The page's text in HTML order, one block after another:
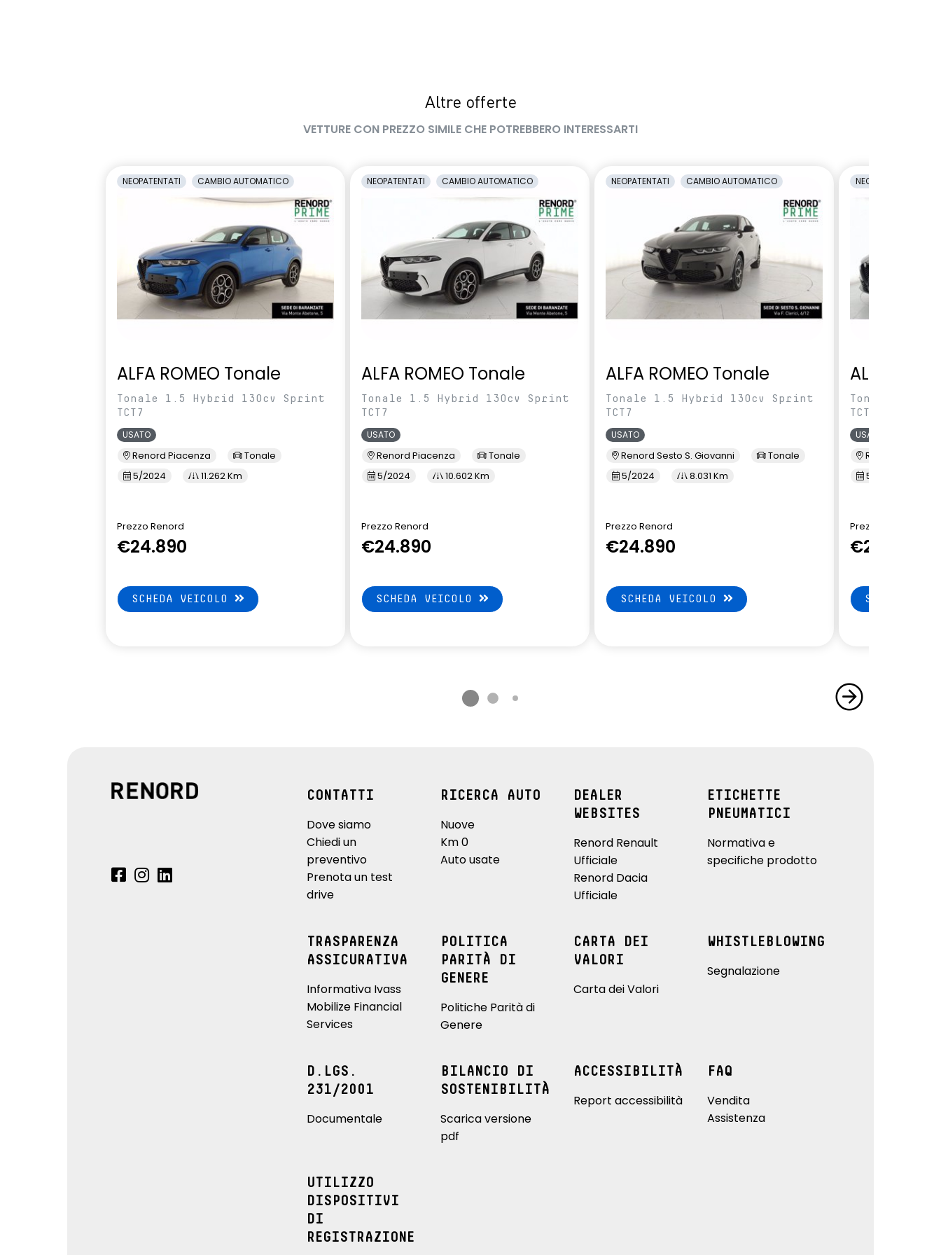
Apple CarPlay™
Altre offerte
VETTURE CON PREZZO SIMILE CHE POTREBBERO INTERESSARTI
NEOPATENTATI CAMBIO AUTOMATICO
ALFA ROMEO Tonale
Tonale 1.5 Hybrid 130cv Sprint
TCT7
USATO
Renord Piacenza
Tonale
5/2024
11.262 Km
Prezzo Renord
€24.890
SCHEDA VEICOLO
NEOPATENTATI CAMBIO AUTOMATICO
ALFA ROMEO Tonale
Tonale 1.5 Hybrid 130cv Sprint
TCT7
USATO
Renord Piacenza
Tonale
5/2024
10.602 Km
Prezzo Renord
€24.890
SCHEDA VEICOLO
NEOPATENTATI CAMBIO AUTOMATICO
ALFA ROMEO Tonale
Tonale 1.5 Hybrid 130cv Sprint
TCT7
USATO
Renord Sesto S. Giovanni
Tonale
5/2024
8.031 Km
Prezzo Renord
€24.890
SCHEDA VEICOLO
NEOPATENTATI
ALFA
Tonale 1.5
TCT7
USATO
Renord
5/2024
Prezzo Renord
€24.890
SCHEDA
CONTATTI
Dove siamo
Chiedi un
preventivo
Prenota un test
drive
RICERCA AUTO
Nuove
Km 0
Auto usate
DEALER
WEBSITES
Renord Renault
Ufficiale
Renord Dacia
Ufficiale
ETICHETTE
PNEUMATICI
Normativa e
specifiche prodotto
TRASPARENZA
ASSICURATIVA
Informativa Ivass
Mobilize Financial
Services
POLITICA
PARITÀ DI
GENERE
Politiche Parità di
Genere
CARTA DEI
VALORI
Carta dei Valori
WHISTLEBLOWING
Segnalazione
D.LGS.
231/2001
Documentale
BILANCIO DI
SOSTENIBILITÀ
Scarica versione
pdf
ACCESSIBILITÀ
Report accessibilità
FAQ
Vendita
Assistenza
UTILIZZO
DISPOSITIVI
DI
REGISTRAZIONE